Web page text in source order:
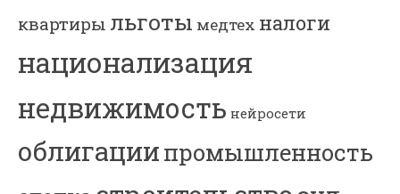
квартиры льготы медтех налоги
национализация
недвижимость нейросети
облигациипромышленность